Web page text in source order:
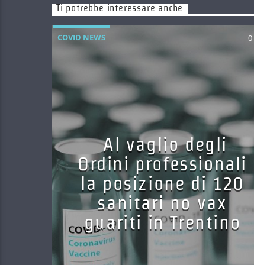
Ti potrebbe interessare anche
COVID NEWS 0
Al vaglio degli
Ordini professionali
la posizione di 120
sanitari no vax
guariti in Trentino